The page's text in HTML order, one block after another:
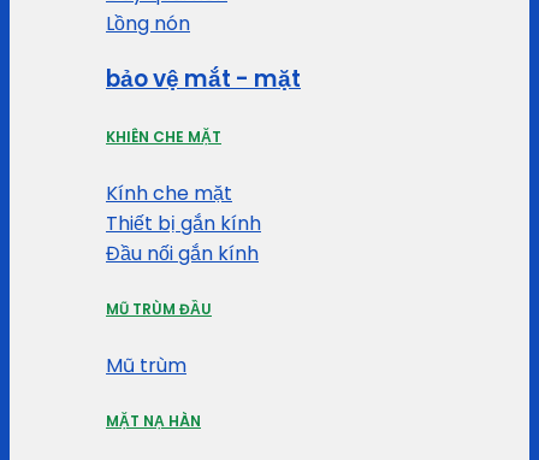
Lồng nón
bảo vệ mắt - mặt
KHIÊN CHE MẶT
Kính che mặt
Thiết bị gắn kính
Đầu nối gắn kính
MŨ TRÙM ĐẦU
Mũ trùm
MẶT NẠ HÀN